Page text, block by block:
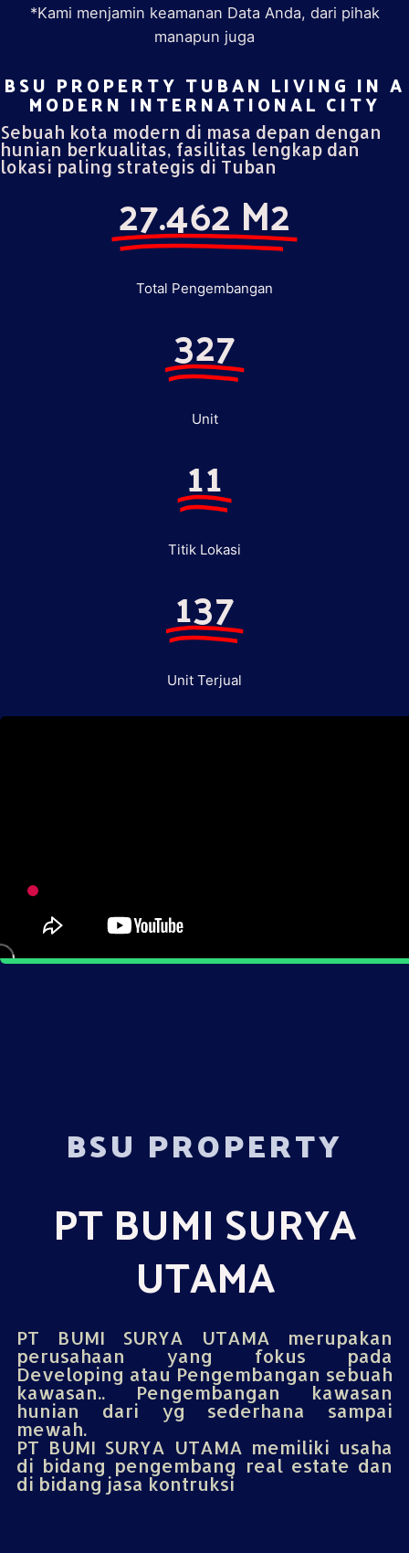
*Kami menjamin keamanan Data Anda, dari pihak
manapun juga
BSU PROPERTY TUBAN LIVING IN A
MODERN INTERNATIONAL CITY​
Sebuah kota modern di masa depan dengan
hunian berkualitas, fasilitas lengkap dan
lokasi paling strategis di Tuban
27.462 M2
Total Pengembangan
327
Unit
11
Titik Lokasi
137
Unit Terjual
BSU PROPERTY
PT BUMI SURYA
UTAMA
PT BUMI SURYA UTAMA merupakan
perusahaan yang fokus pada
Developing atau Pengembangan sebuah
kawasan.. Pengembangan kawasan
hunian dari yg sederhana sampai
mewah.
PT BUMI SURYA UTAMA memiliki usaha
di bidang pengembang real estate dan
di bidang jasa kontruksi